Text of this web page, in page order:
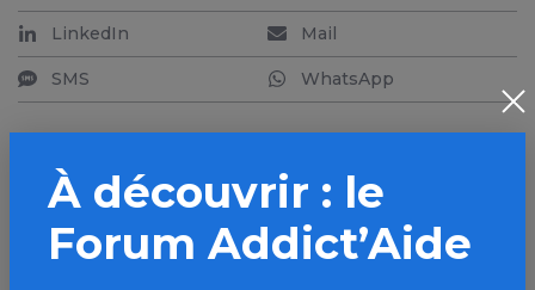
LinkedIn Mail
SMS WhatsApp
Aller plus loin sur
À découvrir : le
Forum Addict’Aide